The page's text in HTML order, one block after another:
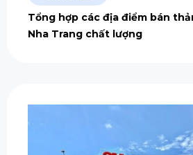
Tổng hợp các địa điểm bán
Nha Trang chất lượng